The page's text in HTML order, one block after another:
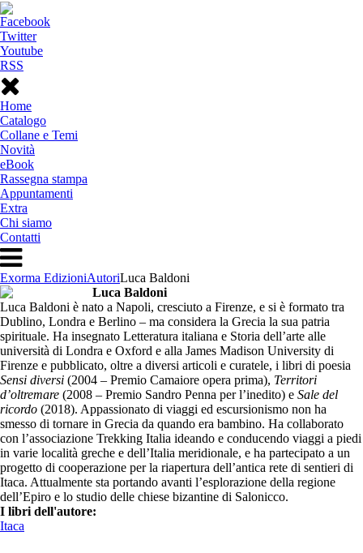
Facebook
Twitter
Youtube
RSS
Home
Catalogo
Collane e Temi
Novità
eBook
Rassegna stampa
Appuntamenti
Extra
Chi siamo
Contatti
Exorma EdizioniAutoriLuca Baldoni
Luca Baldoni
Luca Baldoni è nato a Napoli, cresciuto a Firenze, e si è formato tra
Dublino, Londra e Berlino – ma considera la Grecia la sua patria
spirituale. Ha insegnato Letteratura italiana e Storia dell’arte alle
università di Londra e Oxford e alla James Madison University di
Firenze e pubblicato, oltre a diversi articoli e curatele, i libri di poesia
Sensi diversi (2004 – Premio Camaiore opera prima), Territori
d’oltremare (2008 – Premio Sandro Penna per l’inedito) e Sale del
ricordo (2018). Appassionato di viaggi ed escursionismo non ha
smesso di tornare in Grecia da quando era bambino. Ha collaborato
con l’associazione Trekking Italia ideando e conducendo viaggi a piedi
in varie località greche e dell’Italia meridionale, e ha partecipato a un
progetto di cooperazione per la riapertura dell’antica rete di sentieri di
Itaca. Attualmente sta portando avanti l’esplorazione della regione
dell’Epiro e lo studio delle chiese bizantine di Salonicco.
I libri dell'autore:
Itaca